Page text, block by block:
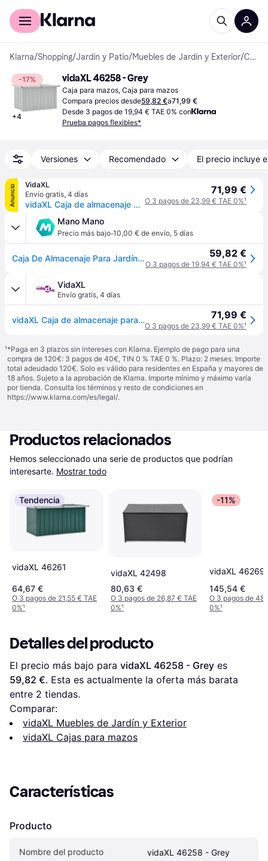
Comprar con Klarna
Klarna/Shopping/Jardín y Patio/Muebles de Jardín y Exterior/ Cajas para mazos
-17%
+4
vidaXL 46258 - Grey
Caja para mazos, Caja para mazos
Compara precios desde59,82 €a71,99 €
Desde 3 pagos de 19,94 € TAE 0% con
Prueba pagos flexibles*
Versiones Recomendado El precio incluye
Anuncio
VidaXL
Envío gratis, 4 días
vidaXL Caja de almacenaje para jardín gris 109x67x65 cm - Gris
71,99 €
O 3 pagos de 23,99 € TAE 0%¹
Mano Mano
Precio más bajo·10,00 € de envío, 5 días
Caja De Almacenaje Para Jardín Gris 109x67x65 Cm Vidaxl 59,82 €
O 3 pagos de 19,94 € TAE 0%¹
VidaXL
Envío gratis, 4 días
vidaXL Caja de almacenaje para jardín gris 109x67x65 cm - Gris 71,99 €
O 3 pagos de 23,99 € TAE 0%¹
¹*Paga en 3 plazos sin intereses con Klarna. Ejemplo de pago para una
compra de 120€: 3 pagos de 40€, TIN 0 % TAE 0 %. Plazo: 2 meses. Importe
total adeudado 120€. Solo es válido para residentes en España y mayores de
18 años. Sujeto a la aprobación de Klarna. Importe mínimo y máximo varía
por tienda. Consulta los términos y resto de condiciones en
https://www.klarna.com/es/legal/.
Productos relacionados
Hemos seleccionado una serie de productos que podrían
interesarte. Mostrar todo
Tendencia
vidaXL 46261
64,67 €
O 3 pagos de 21,55 € TAE
0%¹
vidaXL 42498
80,63 €
O 3 pagos de 26,87 € TAE
0%¹
-11%
vidaXL 46269
145,54 €
O 3 pagos de
0%¹
Detalles del producto
El precio más bajo para vidaXL 46258 - Grey
59,82 €. Esta es actualmente la oferta más barata
entre 2 tiendas.
Comparar:
vidaXL Muebles de Jardín y Exterior
vidaXL Cajas para mazos
Características
Producto
Nombre del producto vidaXL 46258 - Grey